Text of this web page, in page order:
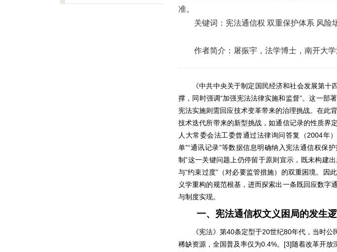
准。
关键词：宪法通信权 双重保护体系 风险
作者简介：屠振宇，法学博士，南开大
《中共中央关于制定国民经济和社会发展第
撑，同时强调“加强宪法法律实施和监督”。这一部
宪法实施则需回应技术变革带来的治理挑战。在此
技术迭代所带来的新型挑战，如通信记录的性质界
人大常委会法工委曾通过法律询问答复（2004年）
单”“通讯记录”等数据信息明确纳入宪法通信权保
制”这一关键问题上仍停留于原则宣示，既未构建
与“约束过度” （对必要监管措施）的双重困境。因
义学重构的规范根基，进而探索出一条既回应数字
与制度实现。
一、宪法通信权文义困局的发生
《宪法》第40条定型于20世纪80年代，当时公
稀缺资源，全国普及率仅为0.4%。 [3] 随着改革开放